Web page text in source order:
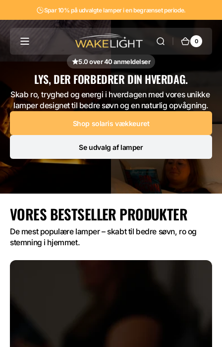
Spar 10% på udvalgte lamper i en begrænset periode.
Wakelight 0
0
varer
5.0 over 40 anmeldelser
LYS, DER FORBEDRER DIN HVERDAG.
LYS, DER FORBEDRER DIN HVERDAG.
Skab ro, tryghed og energi i hverdagen med vores unikke
lamper designet til bedre søvn og en naturlig opvågning.
Shop solaris vækkeuret
Se udvalg af lamper
VORES BESTSELLER PRODUKTER
De mest populære lamper – skabt til bedre søvn, ro og
stemning i hjemmet.
Solaris